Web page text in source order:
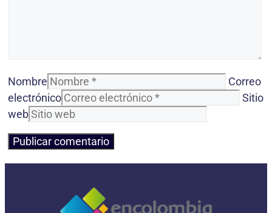
Nombre
Correo
electrónico
Sitio
web